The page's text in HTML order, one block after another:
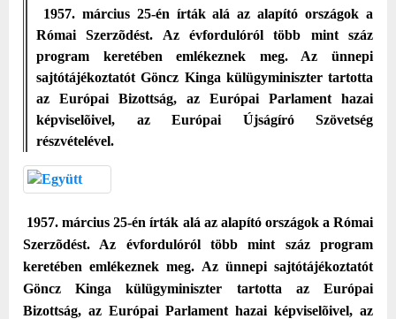
1957. március 25-én írták alá az alapító országok a
Római Szerzõdést. Az évfordulóról több mint száz
program keretében emlékeznek meg. Az ünnepi
sajtótájékoztatót Göncz Kinga külügyminiszter tartotta
az Európai Bizottság, az Európai Parlament hazai
képviselõivel, az Európai Újságíró Szövetség
részvételével.
1957. március 25-én írták alá az alapító országok a Római
Szerzõdést. Az évfordulóról több mint száz program
keretében emlékeznek meg. Az ünnepi sajtótájékoztatót
Göncz Kinga külügyminiszter tartotta az Európai
Bizottság, az Európai Parlament hazai képviselõivel, az